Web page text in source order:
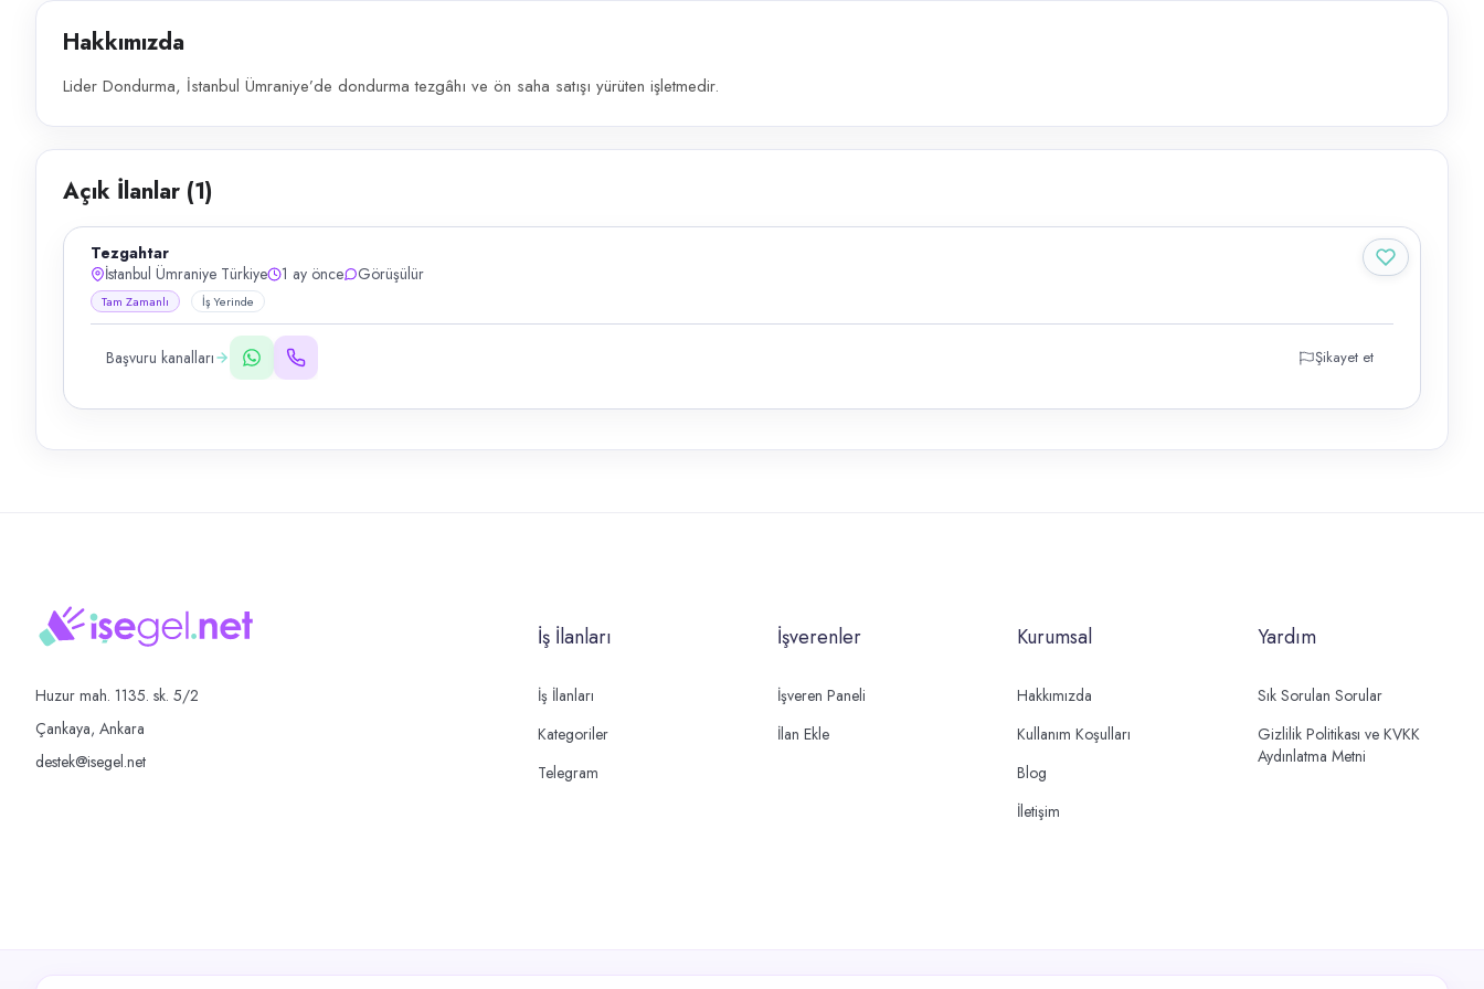
Hakkımızda
Lider Dondurma, İstanbul Ümraniye’de dondurma tezgâhı ve ön saha satışı yürüten işletmedir.
Açık İlanlar (1)
Tezgahtar
İstanbul Ümraniye Türkiye
1 ay önce Görüşülür
Tam Zamanlı İş Yerinde
Başvuru kanalları Şikayet et
Huzur mah. 1135. sk. 5/2
Çankaya, Ankara
destek@isegel.net
İş İlanları
İş İlanları
Kategoriler
Telegram
İşverenler
İşveren Paneli
İlan Ekle
Kurumsal
Hakkımızda
Kullanım Koşulları
Blog
İletişim
Yardım
Sık Sorulan Sorular
Gizlilik Politikası ve KVKK
Aydınlatma Metni